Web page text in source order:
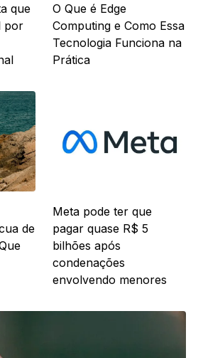
que
por
O Que é Edge
Computing e Como Essa
Tecnologia Funciona na
Prática
de
Meta pode ter que
pagar quase R$ 5
bilhões após
condenações
envolvendo menores